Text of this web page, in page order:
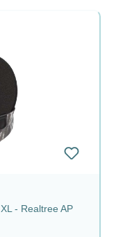
- Realtree AP